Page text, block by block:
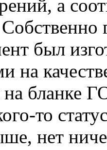
а
был
на
бланке
то
нет